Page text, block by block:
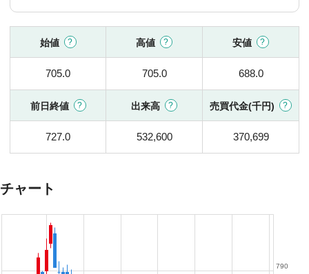
始値 高値 安値
705.0 705.0 688.0
前日終値 出来高 売買代金(千円)
727.0 532,600 370,699
チャート
790